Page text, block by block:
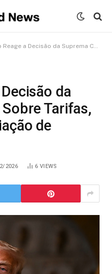
Decisão da Suprema Corte Sobre Tarifas, Alegando Ampliação de Poderes
da
Tarifas,
de
2026 6 VIEWS